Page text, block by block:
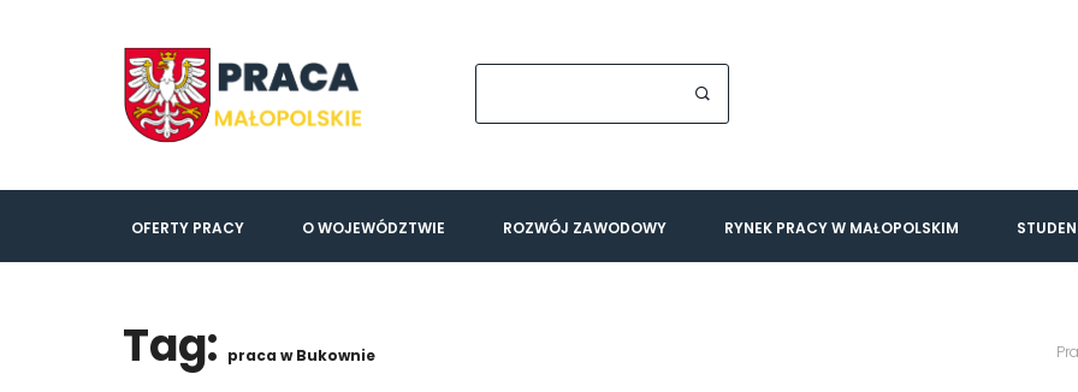
OFERTY PRACY O WOJEWÓDZTWIE ROZWÓJ ZAWODOWY RYNEK PRACY W MAŁOPOLSKIM
Tag: praca w Bukownie